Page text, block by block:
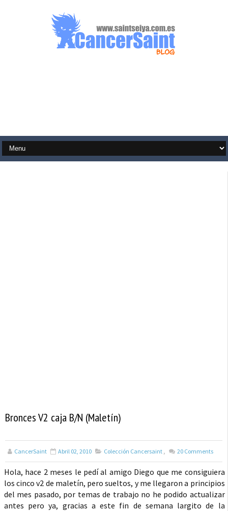
Bronces V2 caja B/N (Maletín)
CancerSaint Abril 02, 2010 Colección Cancersaint , 20 Comments
Hola, hace 2 meses le pedí al amigo Diego que me consiguiera
los cinco v2 de maletín, pero sueltos, y me llegaron a principios
del mes pasado, por temas de trabajo no he podido actualizar
antes pero ya, gracias a este fin de semana largito de la